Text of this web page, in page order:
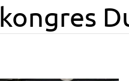
kongres